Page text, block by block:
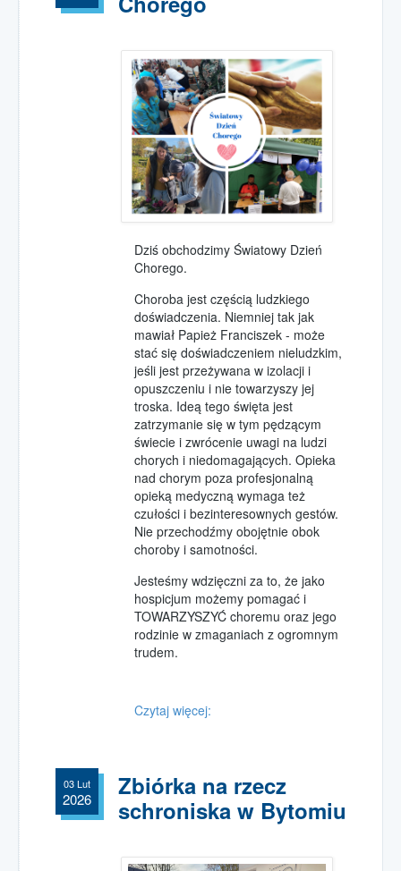
Dziś obchodzimy Światowy Dzień
Chorego.
Choroba jest częścią ludzkiego
doświadczenia. Niemniej tak jak
mawiał Papież Franciszek - może
stać się doświadczeniem nieludzkim,
jeśli jest przeżywana w izolacji i
opuszczeniu i nie towarzyszy jej
troska. Ideą tego święta jest
zatrzymanie się w tym pędzącym
świecie i zwrócenie uwagi na ludzi
chorych i niedomagających. Opieka
nad chorym poza profesjonalną
opieką medyczną wymaga też
czułości i bezinteresownych gestów.
Nie przechodźmy obojętnie obok
choroby i samotności.
Jesteśmy wdzięczni za to, że jako
hospicjum możemy pomagać i
TOWARZYSZYĆ choremu oraz jego
rodzinie w zmaganiach z ogromnym
trudem.
Czytaj więcej:
Zbiórka na rzecz
schroniska w Bytomiu
03 Lut
2026